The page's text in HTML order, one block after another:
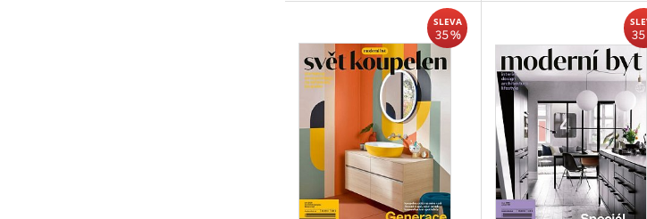
SLEVA
35 % 35